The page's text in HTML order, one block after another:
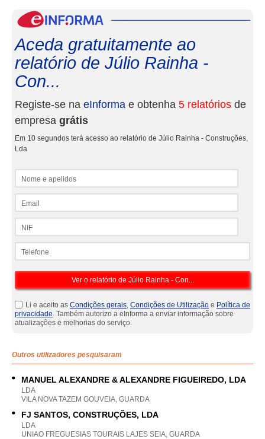
Aceda gratuitamente ao
relatório de Júlio Rainha -
Con...
Registe-se na eInforma e obtenha 5 relatórios de
empresa grátis
Em 10 segundos terá acesso ao relatório de Júlio Rainha - Construções,
Lda
Li e aceito as Condições gerais, Condições de Utilização e Política de
privacidade. Também autorizo a eInforma a enviar informação sobre
atualizações e melhorias do serviço.
Outros utilizadores pesquisaram
MANUEL ALEXANDRE & ALEXANDRE FIGUEIREDO, LDA
LDA
VILA NOVA TAZEM GOUVEIA, GUARDA
FJ SANTOS, CONSTRUÇÕES, LDA
LDA
UNIAO FREGUESIAS TOURAIS LAJES SEIA, GUARDA